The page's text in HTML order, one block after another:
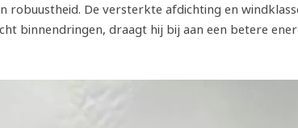
robuustheid. De versterkte afdichting en
binnendringen, draagt hij bij aan een betere